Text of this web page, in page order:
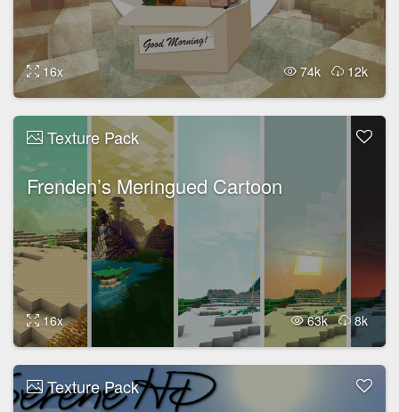
16x 74k 12k
Texture Pack
Frenden’s Meringued Cartoon
16x 63k 8k
Texture Pack